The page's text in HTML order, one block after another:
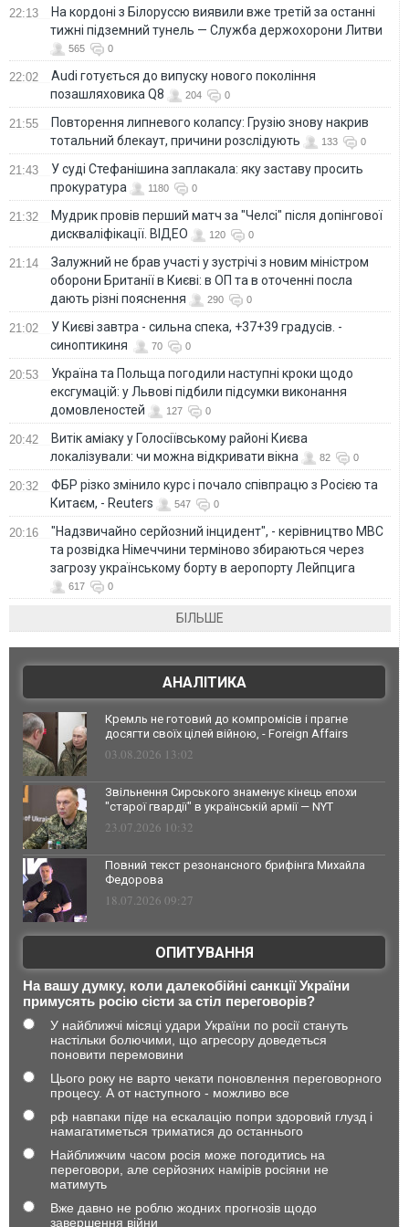
22:13
На кордоні з Білоруссю виявили вже третій за останні
тижні підземний тунель — Служба держохорони Литви
565 0
22:02
Audi готується до випуску нового покоління
позашляховика Q8
204 0
21:55
Повторення липневого колапсу: Грузію знову накрив
тотальний блекаут, причини розслідують
133 0
21:43
У суді Стефанішина заплакала: яку заставу просить
прокуратура
1180 0
21:32
Мудрик провів перший матч за "Челсі" після допінгової
дискваліфікації. ВІДЕО
120 0
21:14
Залужний не брав участі у зустрічі з новим міністром
оборони Британії в Києві: в ОП та в оточенні посла
дають різні пояснення
290 0
21:02
У Києві завтра - сильна спека, +37+39 градусів. -
синоптикиня
70 0
20:53
Україна та Польща погодили наступні кроки щодо
ексгумацій: у Львові підбили підсумки виконання
домовленостей
127 0
20:42
Витік аміаку у Голосіївському районі Києва
локалізували: чи можна відкривати вікна
82 0
20:32
ФБР різко змінило курс і почало співпрацю з Росією та
Китаєм, - Reuters
547 0
20:16
"Надзвичайно серйозний інцидент", - керівництво МВС
та розвідка Німеччини терміново збираються через
загрозу українському борту в аеропорту Лейпцига
617 0
БІЛЬШЕ
АНАЛІТИКА
Кремль не готовий до компромісів і прагне
досягти своїх цілей війною, - Foreign Affairs
03.08.2026 13:02
Звільнення Сирського знаменує кінець епохи
"старої гвардії" в українській армії — NYT
23.07.2026 10:32
Повний текст резонансного брифінга Михайла
Федорова
18.07.2026 09:27
ОПИТУВАННЯ
На вашу думку, коли далекобійні санкції України
примусять росію сісти за стіл переговорів?
У найближчі місяці удари України по росії стануть
настільки болючими, що агресору доведеться
поновити перемовини
Цього року не варто чекати поновлення переговорного
процесу. А от наступного - можливо все
рф навпаки піде на ескалацію попри здоровий глузд і
намагатиметься триматися до останнього
Найближчим часом росія може погодитись на
переговори, але серйозних намірів росіяни не
матимуть
Вже давно не роблю жодних прогнозів щодо
завершення війни